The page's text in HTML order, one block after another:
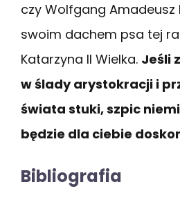
czy Wolfgang Amadeusz
swoim dachem psa tej
Katarzyna II Wielka. Jeśli
w ślady arystokracji i
świata stuki, szpic
będzie dla ciebie
Bibliografia